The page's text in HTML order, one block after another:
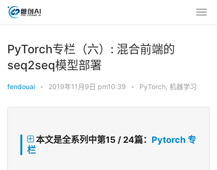
PyTorch专栏（六）: 混合前端的
seq2seq模型部署
fendouai • 2019年11月9日 pm10:39 • PyTorch, 机器学习
本文是全系列中第15 / 24篇： Pytorch 专
栏